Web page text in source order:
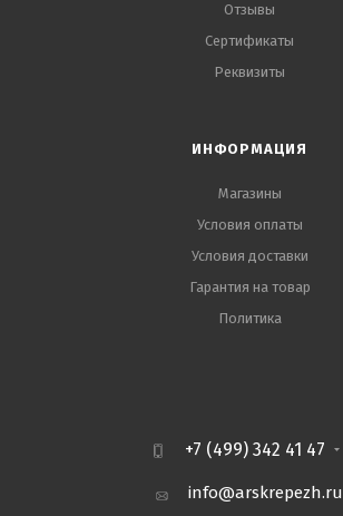
Отзывы
Сертификаты
Реквизиты
ИНФОРМАЦИЯ
Магазины
Условия оплаты
Условия доставки
Гарантия на товар
Политика
+7 (499) 342 41 47
info@arskrepezh.ru